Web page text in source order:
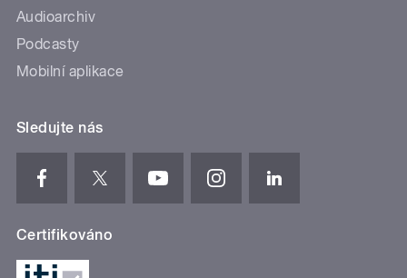
Audioarchiv
Podcasty
Mobilní aplikace
Sledujte nás
Certifikováno